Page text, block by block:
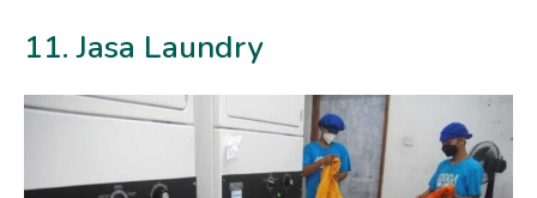
11. Jasa Laundry